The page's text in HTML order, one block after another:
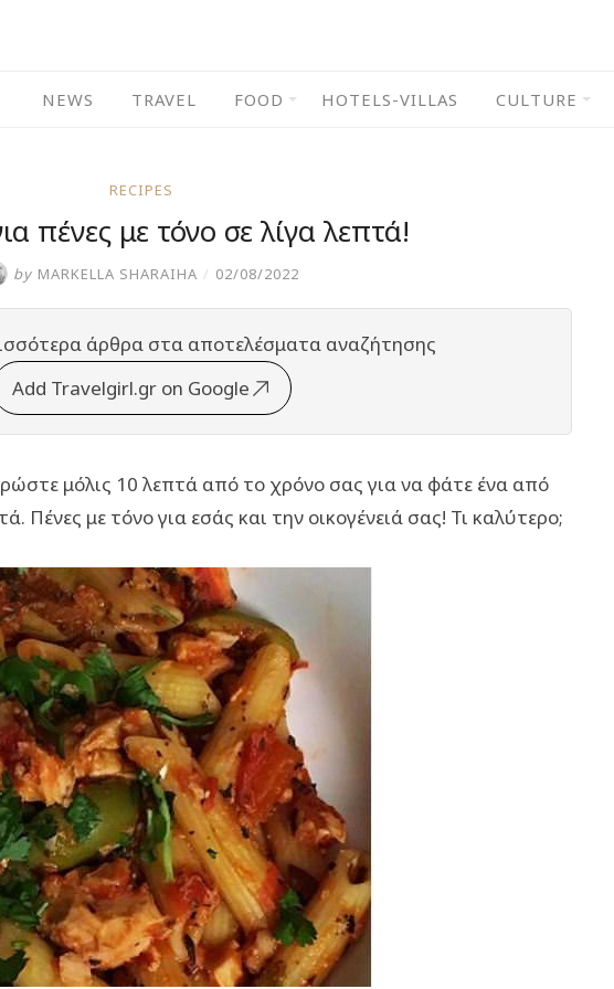
NEWS TRAVEL FOOD HOTELS-VILLAS CULTURE
RECIPES
πένες με τόνο σε λίγα λεπτά!
by MARKELLA SHARAIHA / 02/08/2022
άρθρα στα αποτελέσματα αναζήτησης
Add Travelgirl.gr on Google
μόλις 10 λεπτά από το χρόνο σας για να φάτε ένα από
Πένες με τόνο για εσάς και την οικογένειά σας! Τι καλύτερο;